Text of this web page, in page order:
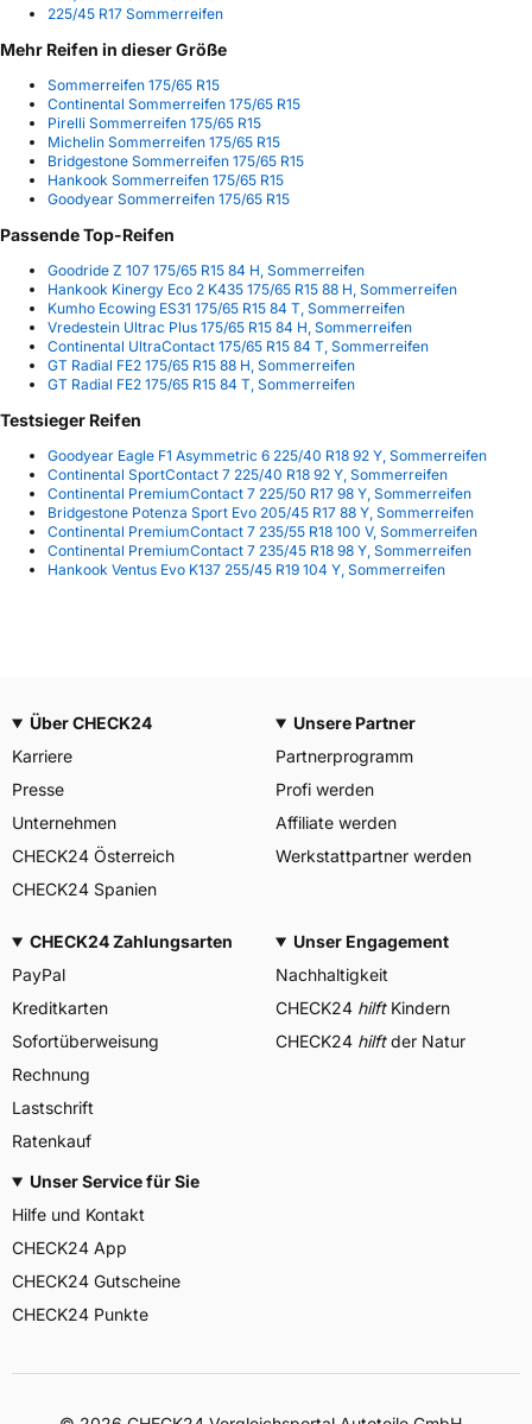
225/45 R17 Sommerreifen
Mehr Reifen in dieser Größe
Sommerreifen 175/65 R15
Continental Sommerreifen 175/65 R15
Pirelli Sommerreifen 175/65 R15
Michelin Sommerreifen 175/65 R15
Bridgestone Sommerreifen 175/65 R15
Hankook Sommerreifen 175/65 R15
Goodyear Sommerreifen 175/65 R15
Passende Top-Reifen
Goodride Z 107 175/65 R15 84 H, Sommerreifen
Hankook Kinergy Eco 2 K435 175/65 R15 88 H, Sommerreifen
Kumho Ecowing ES31 175/65 R15 84 T, Sommerreifen
Vredestein Ultrac Plus 175/65 R15 84 H, Sommerreifen
Continental UltraContact 175/65 R15 84 T, Sommerreifen
GT Radial FE2 175/65 R15 88 H, Sommerreifen
GT Radial FE2 175/65 R15 84 T, Sommerreifen
Testsieger Reifen
Goodyear Eagle F1 Asymmetric 6 225/40 R18 92 Y, Sommerreifen
Continental SportContact 7 225/40 R18 92 Y, Sommerreifen
Continental PremiumContact 7 225/50 R17 98 Y, Sommerreifen
Bridgestone Potenza Sport Evo 205/45 R17 88 Y, Sommerreifen
Continental PremiumContact 7 235/55 R18 100 V, Sommerreifen
Continental PremiumContact 7 235/45 R18 98 Y, Sommerreifen
Hankook Ventus Evo K137 255/45 R19 104 Y, Sommerreifen
Über CHECK24
Karriere
Presse
Unternehmen
CHECK24 Österreich
CHECK24 Spanien
Unsere Partner
Partnerprogramm
Profi werden
Affiliate werden
Werkstattpartner werden
CHECK24 Zahlungsarten
PayPal
Kreditkarten
Sofortüberweisung
Rechnung
Lastschrift
Ratenkauf
Unser Engagement
Nachhaltigkeit
CHECK24 hilftKindern
CHECK24 hilftder Natur
Unser Service für Sie
Hilfe und Kontakt
CHECK24 App
CHECK24 Gutscheine
CHECK24 Punkte